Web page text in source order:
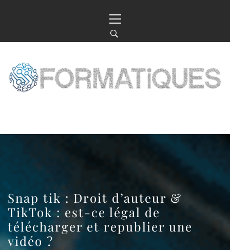
Menu
COMMENCE ICI
Snap tik : Droit d’auteur &
TikTok : est-ce légal de
télécharger et republier une
vidéo ?